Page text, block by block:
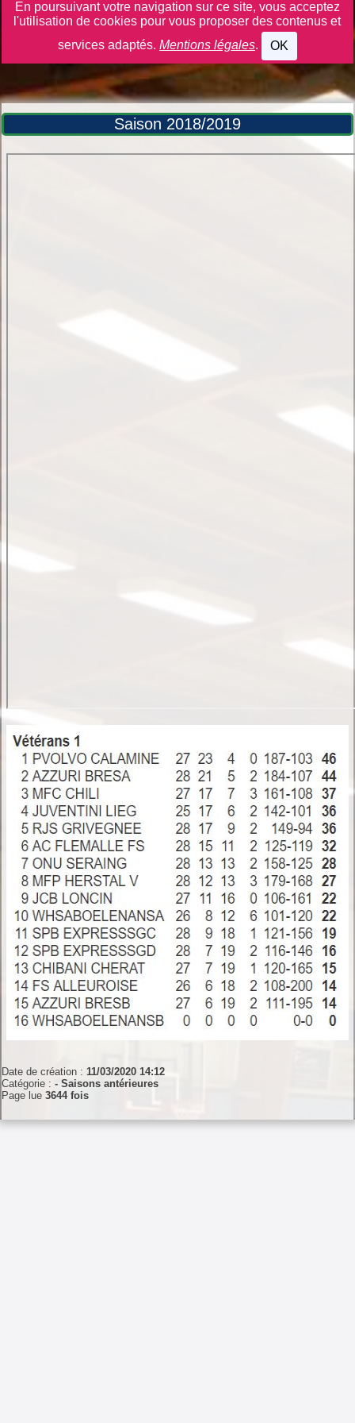
En poursuivant votre navigation sur ce site, vous acceptez
l'utilisation de cookies pour vous proposer des contenus et
services adaptés. Mentions légales. OK
Saison 2018/2019
Date de création :11/03/2020 14:12
Catégorie :- Saisons antérieures
Page lue3644 fois